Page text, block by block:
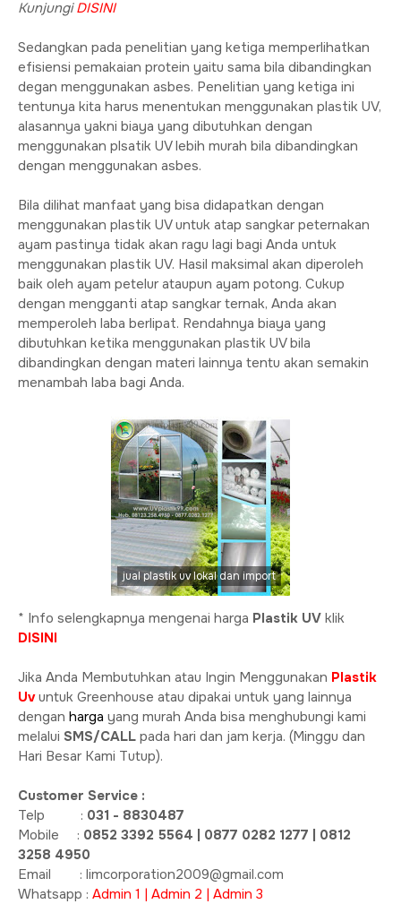
Kunjungi DISINI
Sedangkan pada penelitian yang ketiga memperlihatkan
efisiensi pemakaian protein yaitu sama bila dibandingkan
degan menggunakan asbes. Penelitian yang ketiga ini
tentunya kita harus menentukan menggunakan plastik UV,
alasannya yakni biaya yang dibutuhkan dengan
menggunakan plsatik UV lebih murah bila dibandingkan
dengan menggunakan asbes.
Bila dilihat manfaat yang bisa didapatkan dengan
menggunakan plastik UV untuk atap sangkar peternakan
ayam pastinya tidak akan ragu lagi bagi Anda untuk
menggunakan plastik UV. Hasil maksimal akan diperoleh
baik oleh ayam petelur ataupun ayam potong. Cukup
dengan mengganti atap sangkar ternak, Anda akan
memperoleh laba berlipat. Rendahnya biaya yang
dibutuhkan ketika menggunakan plastik UV bila
dibandingkan dengan materi lainnya tentu akan semakin
menambah laba bagi Anda.
jual plastik uv lokal dan import
* Info selengkapnya mengenai harga Plastik UV klik
DISINI
Jika Anda Membutuhkan atau Ingin Menggunakan Plastik
Uvuntuk Greenhouse atau dipakai untuk yang lainnya
dengan harga yang murah Anda bisa menghubungi kami
melalui SMS/CALL pada hari dan jam kerja. (Minggu dan
Hari Besar Kami Tutup).
Customer Service :
Telp : 031 - 8830487
Mobile : 0852 3392 5564 | 0877 0282 1277 | 0812
3258 4950
Email : limcorporation2009@gmail.com
Whatsapp : Admin 1 | Admin 2 | Admin 3